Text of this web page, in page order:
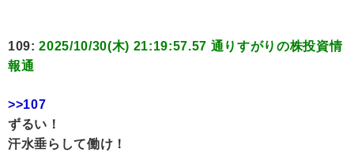
109:2025/10/30(木) 21:19:57.57 通りすがりの株投資情
報通
>>107
ずるい！
汗水垂らして働け！